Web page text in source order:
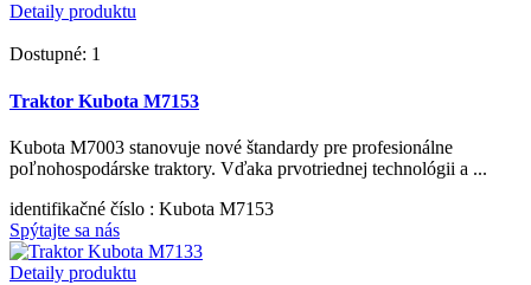
Detaily produktu
Dostupné: 1
Traktor Kubota M7153
Kubota M7003 stanovuje nové štandardy pre profesionálne
poľnohospodárske traktory. Vďaka prvotriednej technológii a ...
identifikačné číslo : Kubota M7153
Spýtajte sa nás
Detaily produktu